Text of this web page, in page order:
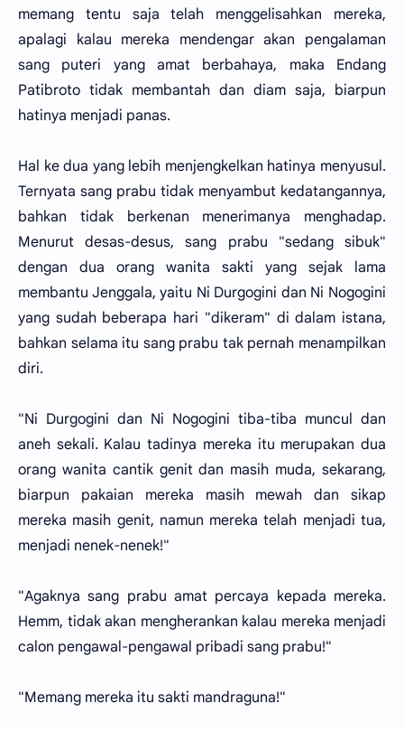
memang tentu saja telah menggelisahkan mereka,
apalagi kalau mereka mendengar akan pengalaman
sang puteri yang amat berbahaya, maka Endang
Patibroto tidak membantah dan diam saja, biarpun
hatinya menjadi panas.
Hal ke dua yang lebih menjengkelkan hatinya menyusul.
Ternyata sang prabu tidak menyambut kedatangannya,
bahkan tidak berkenan menerimanya menghadap.
Menurut desas-desus, sang prabu "sedang sibuk"
dengan dua orang wanita sakti yang sejak lama
membantu Jenggala, yaitu Ni Durgogini dan Ni Nogogini
yang sudah beberapa hari "dikeram" di dalam istana,
bahkan selama itu sang prabu tak pernah menampilkan
diri.
"Ni Durgogini dan Ni Nogogini tiba-tiba muncul dan
aneh sekali. Kalau tadinya mereka itu merupakan dua
orang wanita cantik genit dan masih muda, sekarang,
biarpun pakaian mereka masih mewah dan sikap
mereka masih genit, namun mereka telah menjadi tua,
menjadi nenek-nenek!"
"Agaknya sang prabu amat percaya kepada mereka.
Hemm, tidak akan mengherankan kalau mereka menjadi
calon pengawal-pengawal pribadi sang prabu!"
"Memang mereka itu sakti mandraguna!"